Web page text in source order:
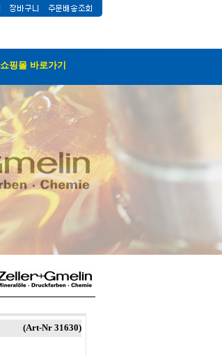
쇼핑몰 바로가기
(Art-Nr 31630)